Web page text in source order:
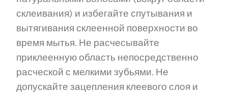
склеивания) и избегайте спутывания и
вытягивания склеенной поверхности во
время мытья. Не расчесывайте
приклеенную область непосредственно
расческой с мелкими зубьями. Не
допускайте зацепления клеевого слоя и